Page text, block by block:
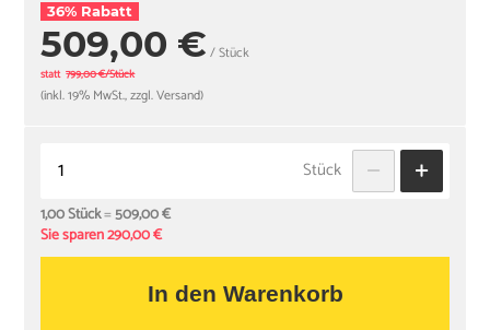
36% Rabatt
509,00 € / Stück
statt 799,00 €/Stück
(inkl. 19% MwSt., zzgl. Versand)
Stück
1,00 Stück=509,00 €
Sie sparen 290,00 €
In den Warenkorb